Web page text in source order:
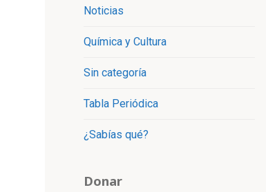
Noticias
Química y Cultura
Sin categoría
Tabla Periódica
¿Sabías qué?
Donar